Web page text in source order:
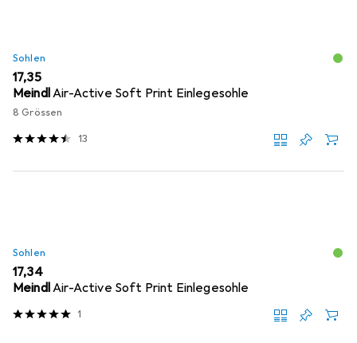
Sohlen
EUR
17,35
MeindlAir-Active Soft Print Einlegesohle
8 Grössen
13
Sohlen
EUR
17,34
MeindlAir-Active Soft Print Einlegesohle
1